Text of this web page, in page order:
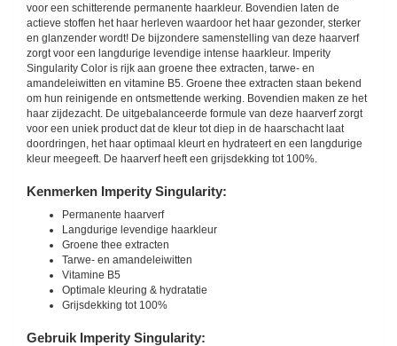
voor een schitterende permanente haarkleur. Bovendien laten de
actieve stoffen het haar herleven waardoor het haar gezonder, sterker
en glanzender wordt! De bijzondere samenstelling van deze haarverf
zorgt voor een langdurige levendige intense haarkleur. Imperity
Singularity Color is rijk aan groene thee extracten, tarwe- en
amandeleiwitten en vitamine B5. Groene thee extracten staan bekend
om hun reinigende en ontsmettende werking. Bovendien maken ze het
haar zijdezacht. De uitgebalanceerde formule van deze haarverf zorgt
voor een uniek product dat de kleur tot diep in de haarschacht laat
doordringen, het haar optimaal kleurt en hydrateert en een langdurige
kleur meegeeft. De haarverf heeft een grijsdekking tot 100%.
Kenmerken Imperity Singularity:
Permanente haarverf
Langdurige levendige haarkleur
Groene thee extracten
Tarwe- en amandeleiwitten
Vitamine B5
Optimale kleuring & hydratatie
Grijsdekking tot 100%
Gebruik Imperity Singularity: